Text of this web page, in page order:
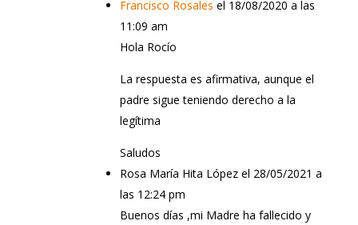
Francisco Rosales el 18/08/2020 a las
11:09 am
Hola Rocío
La respuesta es afirmativa, aunque el
padre sigue teniendo derecho a la
legítima
Saludos
Rosa María Hita López el 28/05/2021 a
las 12:24 pm
Buenos días ,mi Madre ha fallecido y